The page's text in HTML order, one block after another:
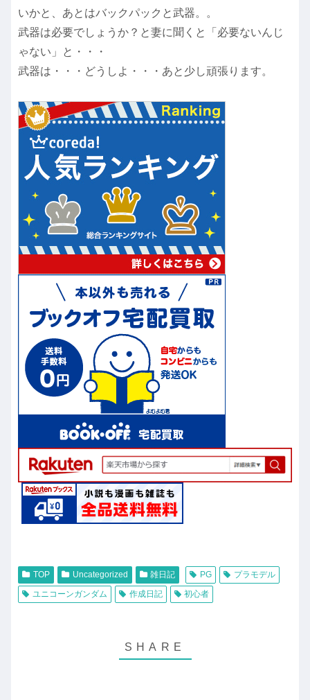
いかと、あとはバックパックと武器。。
武器は必要でしょうか？と妻に聞くと「必要ないんじ
ゃない」と・・・
武器は・・・どうしよ・・・あと少し頑張ります。
TOP Uncategorized 雑日記 PG
プラモデル
ユニコーンガンダム
作成日記 初心者